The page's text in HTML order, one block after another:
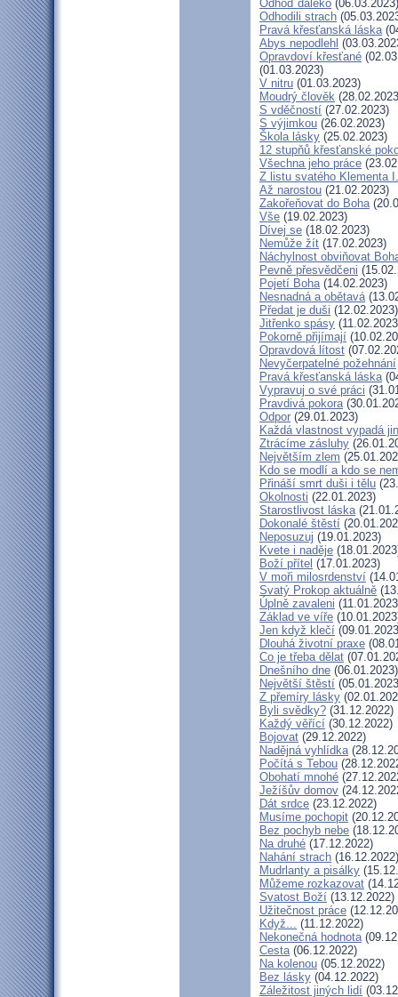
Odhoď daleko (06.03.2023)
Odhodili strach
Pravá křesťanská láska
Abys nepodlehl
Opravdoví křesťané
(01.03.2023)
V nitru (01.03.2023)
Moudrý člověk
S vděčností (27.02.2023)
S výjimkou (26.02.2023)
Škola lásky (25.02.2023)
12 stupňů křesťanské
Všechna jeho práce
Z listu svatého Klementa I.
Až narostou (21.02.2023)
Zakořeňovat do Boha
Vše (19.02.2023)
Dívej se (18.02.2023)
Nemůže žít (17.02.2023)
Náchylnost obviňovat
Pevně přesvědčeni
Pojetí Boha(14.02.2023)
Nesnadná a obětavá
Předat je duši (12.02.2023)
Jitřenko spásy
Pokorně přijímají
Opravdová lítost
Nevyčerpatelné požehnání
Pravá křesťanská láska
Vypravuj o své práci
Pravdivá pokora
Odpor (29.01.2023)
Každá vlastnost vypadá
Ztrácíme zásluhy
Největším zlem
Kdo se modlí a kdo se
Přináší smrt duši i tělu
Okolnosti (22.01.2023)
Starostlivost láska
Dokonalé štěstí
Neposuzuj (19.01.2023)
Kvete i naděje
Boží přítel (17.01.2023)
V moři milosrdenství
Svatý Prokop aktuálně
Úplně zavaleni
Základ ve víře
Jen když klečí
Dlouhá životní praxe
Co je třeba dělat
Dnešního dne (06.01.2023)
Největší štěstí
Z přemíry lásky
Byli svědky? (31.12.2022)
Každý věřící (30.12.2022)
Bojovat (29.12.2022)
Nadějná vyhlídka
Počítá s Tebou
Obohatí mnohé
Ježíšův domov
Dát srdce (23.12.2022)
Musíme pochopit
Bez pochyb nebe
Na druhé (17.12.2022)
Nahání strach (16.12.2022)
Mudrlanty a pisálky
Můžeme rozkazovat
Svatost Boží (13.12.2022)
Užitečnost práce
Když... (11.12.2022)
Nekonečná hodnota
Cesta(06.12.2022)
Na kolenou (05.12.2022)
Bez lásky (04.12.2022)
Záležitost jiných lidí